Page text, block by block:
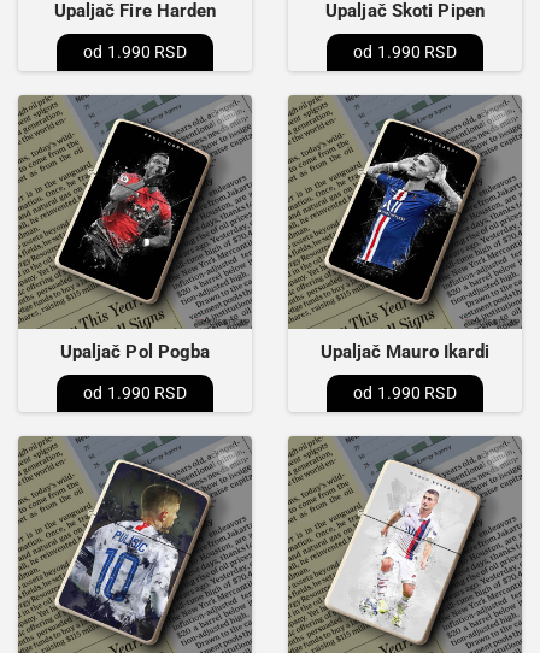
Upaljač Fire Harden
1.990 RSD
Upaljač Skoti Pipen
1.990 RSD
Upaljač Pol Pogba
1.990 RSD
Upaljač Mauro Ikardi
1.990 RSD